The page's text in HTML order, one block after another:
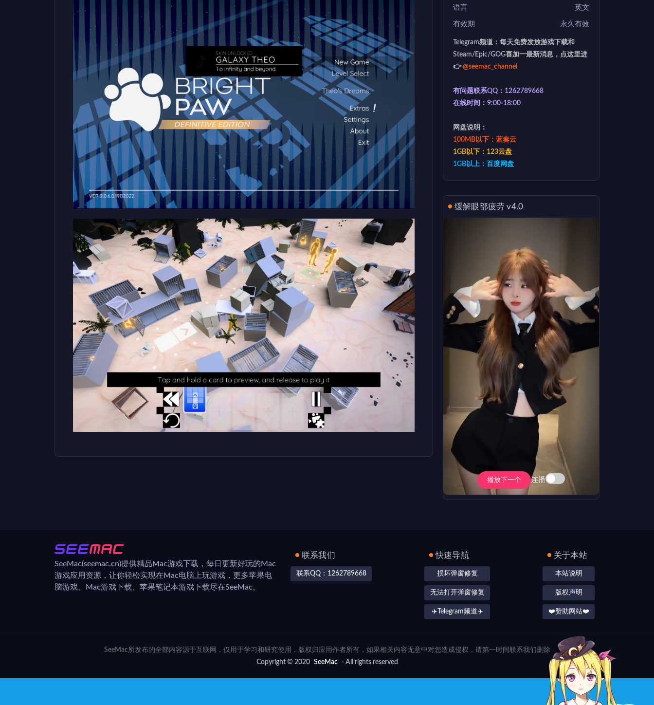
语言 英文
有效期 永久有效
Telegram频道：每天免费发放游戏下载和
Steam/Epic/GOG喜加一最新消息，点这里进
👉@seemac_channel
有问题联系QQ：1262789668
在线时间：9:00-18:00
网盘说明：
100MB以下：蓝奏云
1GB以下：123云盘
1GB以上：百度网盘
缓解眼部疲劳 v4.0
播放下一个 连播
SeeMac(seemac.cn)提供精品Mac游戏下载，每日更新好玩的Mac
游戏应用资源，让你轻松实现在Mac电脑上玩游戏，更多苹果电
脑游戏、Mac游戏下载、苹果笔记本游戏下载尽在SeeMac。
联系我们
联系QQ：1262789668
快速导航
损坏弹窗修复
无法打开弹窗修复
✈️Telegram频道✈️
关于本站
本站说明
版权声明
❤️赞助网站❤️
SeeMac所发布的全部内容源于互联网，仅用于学习和研究使用，版权归应用作者所有，如果相关内容无意中对您造成侵权，请第一时间联系我们删除
Copyright © 2020 SeeMac - All rights reserved